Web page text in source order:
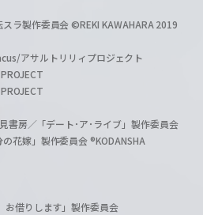
ラ製作委員会 ©REKI KAWAHARA 2019
アサルトリリィプロジェクト
書房／「デート･ア･ライブ」製作委員会
花嫁」製作委員会 ®KODANSHA
借りします」製作委員会